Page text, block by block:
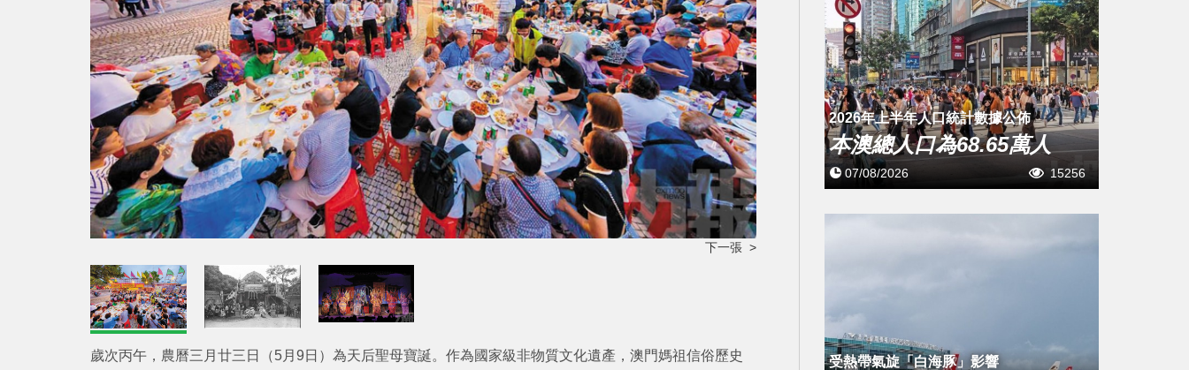
下一張 >
歲次丙午，農曆三月廿三日（5月9日）為天后聖母寶誕。作為國家級非物質文化遺產，澳門媽祖信俗歷史
2026年上半年人口統計數據公佈
本澳總人口為68.65萬人
07/08/2026 15256
受熱帶氣旋「白海豚」影響